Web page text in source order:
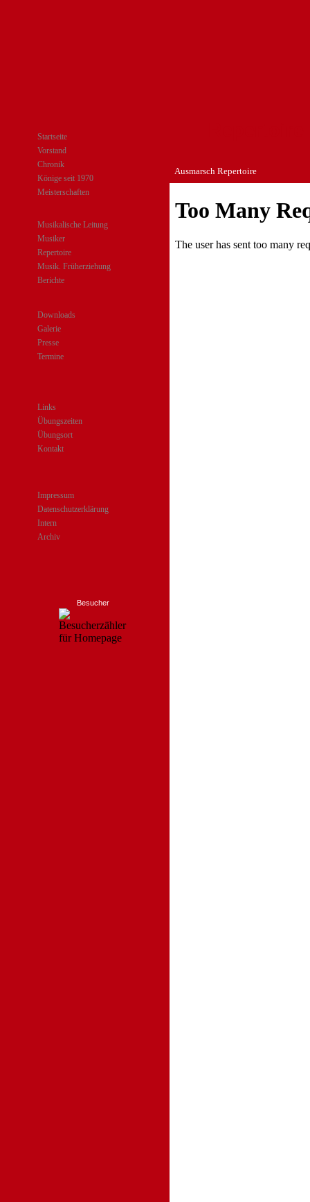
Besucher
Ausmarsch Repertoire
Startseite
Vorstand
Chronik
Könige seit 1970
Meisterschaften
Musikalische Leitung
Musiker
Repertoire
Musik. Früherziehung
Berichte
Downloads
Galerie
Presse
Termine
Links
Übungszeiten
Übungsort
Kontakt
Impressum
Datenschutzerklärung
Intern
Archiv